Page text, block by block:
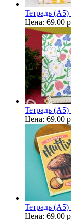
Тетрадь
Цена: 69.00
Тетрадь
Цена: 69.00
Тетрадь
Цена: 69.00